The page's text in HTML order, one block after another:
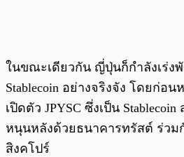
ในขณะเดียวกัน ญี่ปุ่นก็กำลังเร่ง
Stablecoin อย่างจริงจัง โดยก่อน
เปิดตัว JPYSC ซึ่งเป็น
หนุนหลังด้วยธนาคารทรัสต์ ร่วมกั
สิงคโปร์